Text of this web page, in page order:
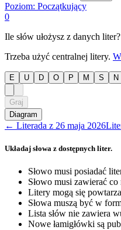
Poziom: Początkujący
0
Ile słów ułożysz z danych liter?
Trzeba użyć centralnej litery.
E U D O P M S N
Graj
Diagram
← Literada z 26 maja 2026
Układaj słowa z dostępnych liter.
Słowo musi posiadać
Słowo musi zawierać
Litery mogą się
Słowa muszą być w
Lista słów nie zawiera
Nowe łamigłówki są